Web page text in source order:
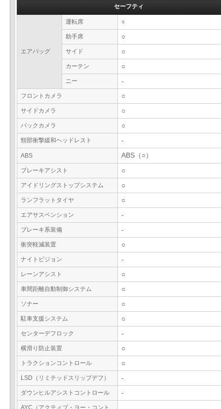
セーフティ
エアバッグ
運転席 ○
助手席 ○
サイド ○
カーテン ○
ニー -
フロントカメラ ○
サイドカメラ ○
バックカメラ ○
頸部衝撃緩和ヘッドレスト -
ABS ABS（○）
ブレーキアシスト ○
アイドリングストップシステム ○
ランフラットタイヤ ○
エアサスペンション -
ブレーキ系装備 -
衝突軽減装置 ○
ナイトビジョン -
レーンアシスト ○
車間距離自動制御システム ○
ソナー ○
駐車支援システム ○
センターデフロック -
横滑り防止装置 ○
トラクションコントロール ○
LSD（リミテッドスリップデフ） -
ダウンヒルアシストコントロール -
AYC（アクティブ・ヨー・コント